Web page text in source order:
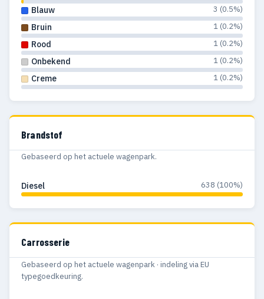
Blauw 3 (0.5%)
Bruin 1 (0.2%)
Rood 1 (0.2%)
Onbekend 1 (0.2%)
Creme 1 (0.2%)
Brandstof
Gebaseerd op het actuele wagenpark.
Diesel 638 (100%)
Carrosserie
Gebaseerd op het actuele wagenpark · indeling via EU
typegoedkeuring.